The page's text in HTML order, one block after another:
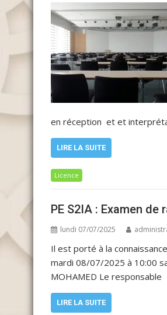
en réception et et
LIRE LA SUITE
Licence
PE S2IA : Examen de
lundi 07/07/2025
Il est porté à la
mardi 08/07/2025 à 10:00
MOHAMED Le responsable
LIRE LA SUITE